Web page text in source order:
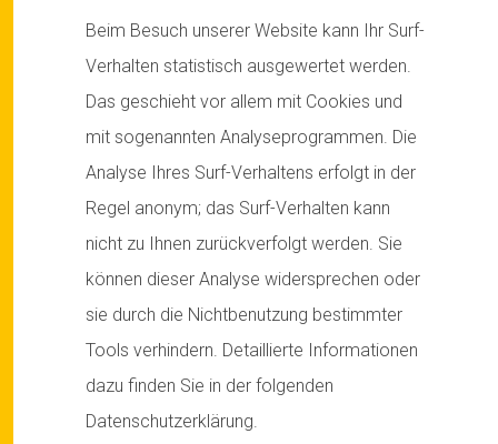
Beim Besuch unserer Website kann Ihr Surf-
Verhalten statistisch ausgewertet werden.
Das geschieht vor allem mit Cookies und
mit sogenannten Analyseprogrammen. Die
Analyse Ihres Surf-Verhaltens erfolgt in der
Regel anonym; das Surf-Verhalten kann
nicht zu Ihnen zurückverfolgt werden. Sie
können dieser Analyse widersprechen oder
sie durch die Nichtbenutzung bestimmter
Tools verhindern. Detaillierte Informationen
dazu finden Sie in der folgenden
Datenschutzerklärung.